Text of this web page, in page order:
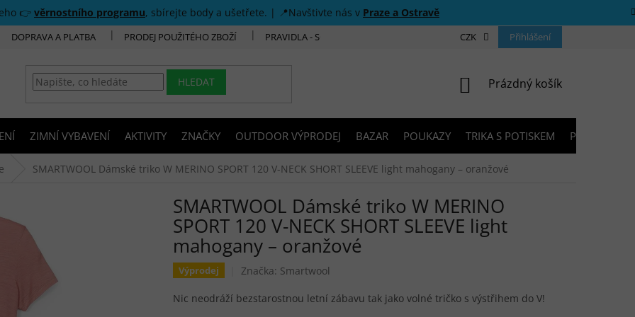
👉 věrnostního programu, sbírejte body a ušetřete. | 📍Navštivte nás v Praze a Ostravě
DOPRAVA A PLATBA PRODEJ POUŽITÉHO ZBOŽÍ PRAVIDLA - SOUTĚŽE PRODEJNY KONTAKTY
CZK Přihlášení
HLEDAT NÁKUPNÍ KOŠÍK
Prázdný košík
ZIMNÍ VYBAVENÍ AKTIVITY ZNAČKY OUTDOOR VÝPRODEJ BAZAR POUKAZY TRIKA S POTISKEM PŮJČOVNA
SMARTWOOL Dámské triko W MERINO SPORT 120 V-NECK SHORT SLEEVE light mahogany – oranžové
SMARTWOOL Dámské triko W MERINO
SPORT 120 V-NECK SHORT SLEEVE light
mahogany – oranžové
Výprodej Značka: Smartwool
Nic neodráží bezstarostnou letní zábavu tak jako volné tričko s výstřihem do V!